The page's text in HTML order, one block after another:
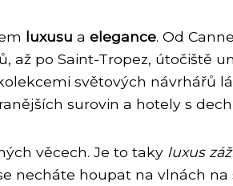
luxusu a elegance. Od
až po Saint-Tropez, útočiště
světových návrhářů
surovin a hotely s
věcech. Je to taky luxus
necháte houpat na vlnách